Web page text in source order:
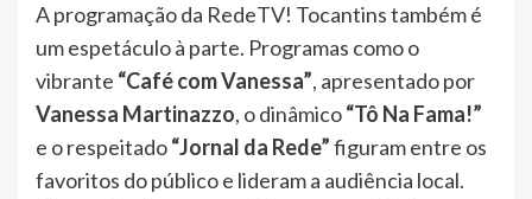
A programação da RedeTV! Tocantins também é
um espetáculo à parte. Programas como o
vibrante “Café com Vanessa”, apresentado por
Vanessa Martinazzo, o dinâmico“Tô Na Fama!”
e o respeitado“Jornal da Rede”figuram entre os
favoritos do público e lideram a audiência local.